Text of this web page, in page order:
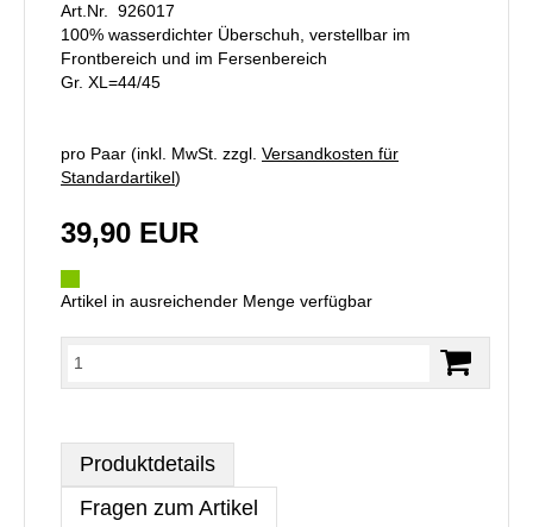
Art.Nr. 926017
100% wasserdichter Überschuh, verstellbar im
Frontbereich und im Fersenbereich
Gr. XL=44/45
pro Paar (inkl. MwSt. zzgl. Versandkosten für
Standardartikel)
39,90 EUR
Artikel in ausreichender Menge verfügbar
Produktdetails
Fragen zum Artikel